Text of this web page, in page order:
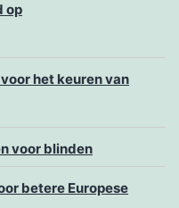
op
het keuren van
voor blinden
betere Europese